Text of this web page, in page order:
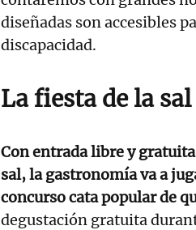
diseñadas son accesibles
discapacidad.
La fiesta de la sal
Con entrada libre y
sal, la gastronomía va a
concurso cata popular de
degustación gratuita